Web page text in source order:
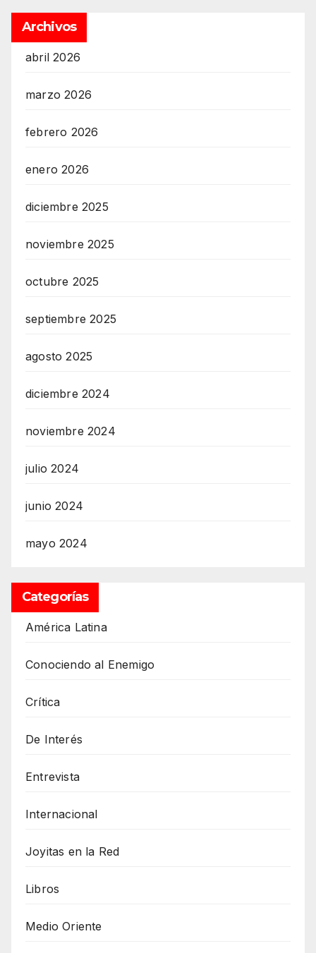
Archivos
abril 2026
marzo 2026
febrero 2026
enero 2026
diciembre 2025
noviembre 2025
octubre 2025
septiembre 2025
agosto 2025
diciembre 2024
noviembre 2024
julio 2024
junio 2024
mayo 2024
Categorías
América Latina
Conociendo al Enemigo
Crítica
De Interés
Entrevista
Internacional
Joyitas en la Red
Libros
Medio Oriente